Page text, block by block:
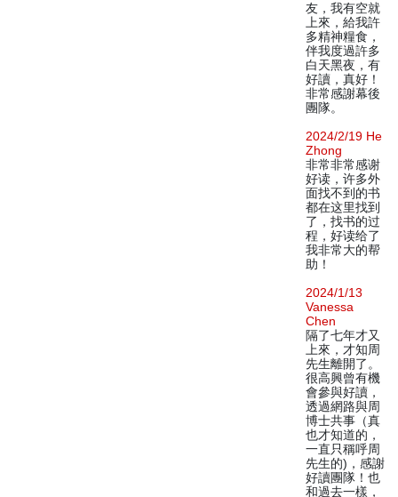
友，我有空就
上來，給我許
多精神糧食，
伴我度過許多
白天黑夜，有
好讀，真好！
非常感謝幕後
團隊。
2024/2/19 He
Zhong
非常非常感谢
好读，许多外
面找不到的书
都在这里找到
了，找书的过
程，好读给了
我非常大的帮
助！
2024/1/13
Vanessa
Chen
隔了七年才又
上來，才知周
先生離開了。
很高興曾有機
會參與好讀，
透過網路與周
博士共事（真
也才知道的，
一直只稱呼周
先生的)，感謝
好讀團隊！也
和過去一樣，